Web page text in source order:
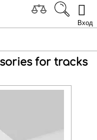
Вход
for tracks